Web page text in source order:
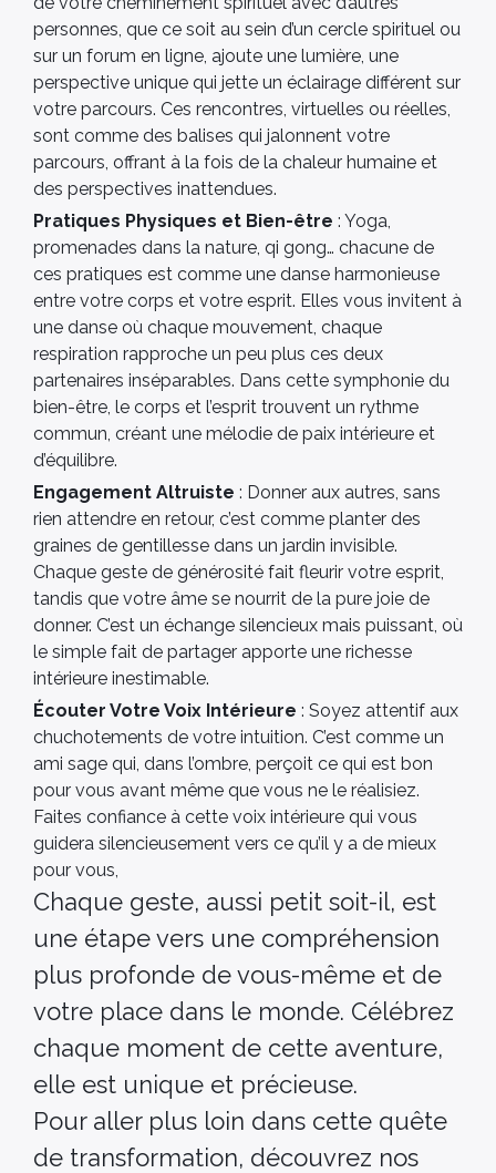
personnes, que ce soit au sein d’un cercle spirituel ou
sur un forum en ligne, ajoute une lumière, une
perspective unique qui jette un éclairage différent sur
votre parcours. Ces rencontres, virtuelles ou réelles,
sont comme des balises qui jalonnent votre
parcours, offrant à la fois de la chaleur humaine et
des perspectives inattendues.
Pratiques Physiques et Bien-être : Yoga,
promenades dans la nature, qi gong… chacune de
ces pratiques est comme une danse harmonieuse
entre votre corps et votre esprit. Elles vous invitent à
une danse où chaque mouvement, chaque
respiration rapproche un peu plus ces deux
partenaires inséparables. Dans cette symphonie du
bien-être, le corps et l’esprit trouvent un rythme
commun, créant une mélodie de paix intérieure et
d’équilibre.
Engagement Altruiste : Donner aux autres, sans
rien attendre en retour, c’est comme planter des
graines de gentillesse dans un jardin invisible.
Chaque geste de générosité fait fleurir votre esprit,
tandis que votre âme se nourrit de la pure joie de
donner. C’est un échange silencieux mais puissant, où
le simple fait de partager apporte une richesse
intérieure inestimable.
Écouter Votre Voix Intérieure : Soyez attentif aux
chuchotements de votre intuition. C’est comme un
ami sage qui, dans l’ombre, perçoit ce qui est bon
pour vous avant même que vous ne le réalisiez.
Faites confiance à cette voix intérieure qui vous
guidera silencieusement vers ce qu’il y a de mieux
pour vous,
Chaque geste, aussi petit soit-il, est
une étape vers une compréhension
plus profonde de vous-même et de
votre place dans le monde. Célébrez
chaque moment de cette aventure,
elle est unique et précieuse.
Pour aller plus loin dans cette quête
de transformation, découvrez nos